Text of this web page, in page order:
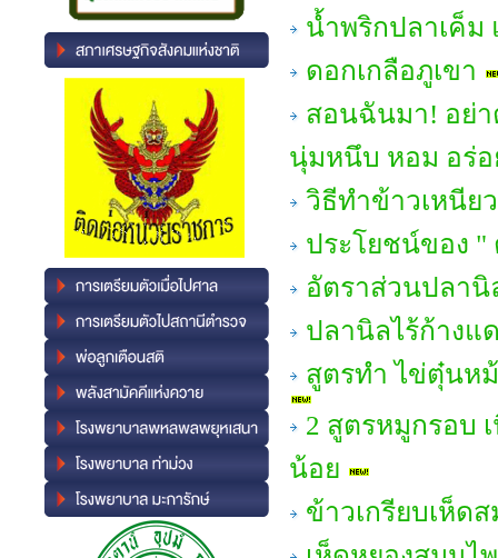
น้ำพริกปลาเค็ม
ดอกเกลือภูเขา
สอนฉันมา! อย่า
นุ่มหนึบ หอม อร่อ
วิธีทำข้าวเหนีย
ประโยชน์ของ "
อัตราส่วนปลา
ปลานิลไร้ก้างแ
สูตรทำ ไข่ตุ๋นห
2 สูตรหมูกรอบ
น้อย
ข้าวเกรียบเห็ด